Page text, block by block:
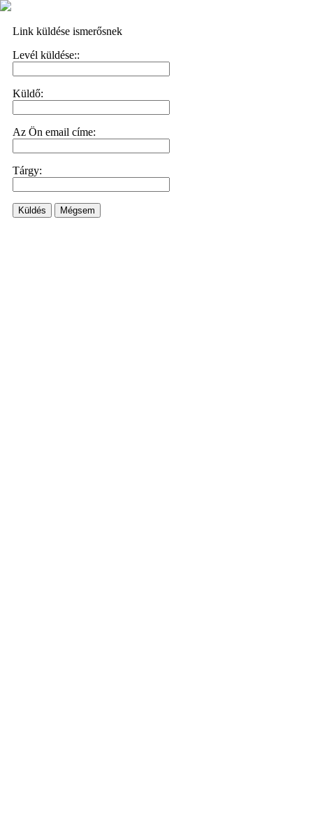
Link küldése ismerősnek
Levél küldése::
Küldő:
Az Ön email címe:
Tárgy:
Küldés Mégsem